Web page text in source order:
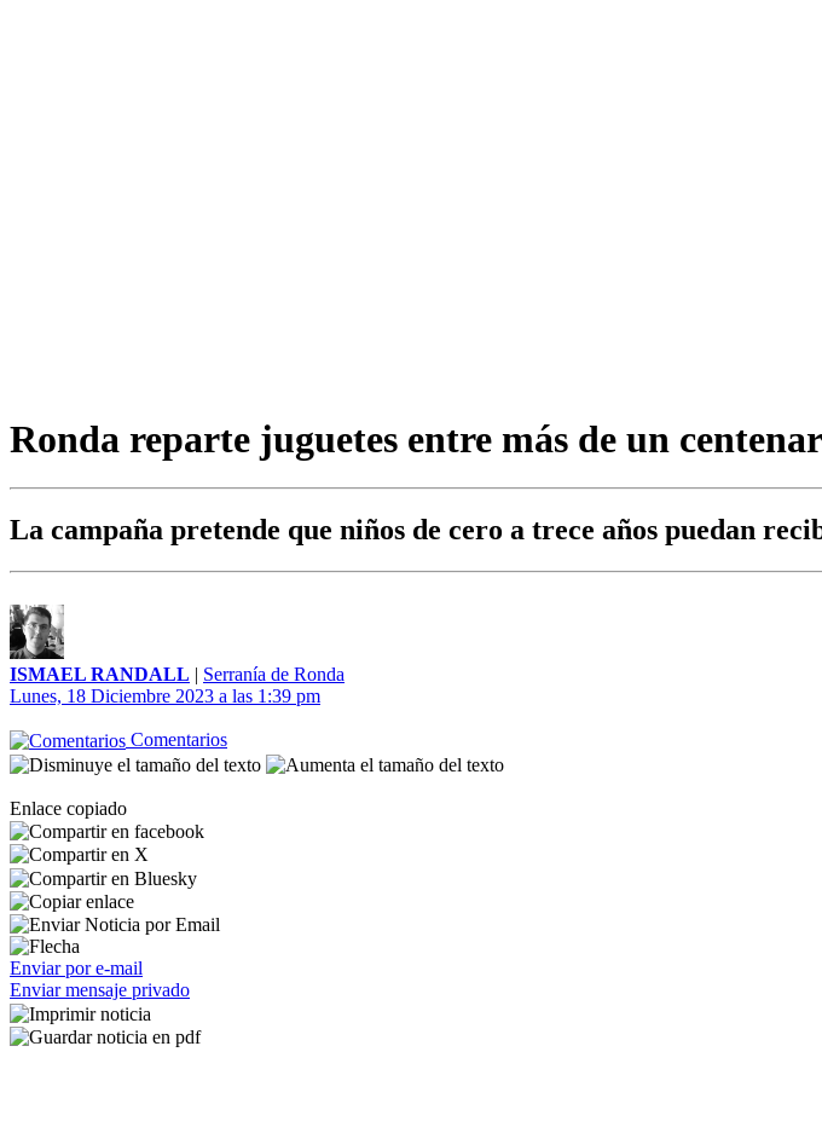
Ronda reparte juguetes entre más de un
La campaña pretende que niños de cero a trece años puedan
ISMAEL RANDALL | Serranía de Ronda
Lunes, 18 Diciembre 2023 a las 1:39 pm
Comentarios
Enlace copiado
Enviar por e-mail
Enviar mensaje privado